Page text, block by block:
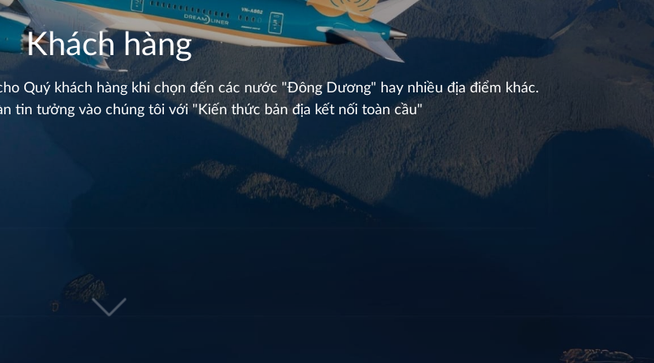
Khách hàng
Quý khách hàng khi chọn đến các nước "Đông Dương" hay nhiều địa điểm khác.
tin tưởng vào chúng tôi với "Kiến thức bản địa kết nối toàn cầu"